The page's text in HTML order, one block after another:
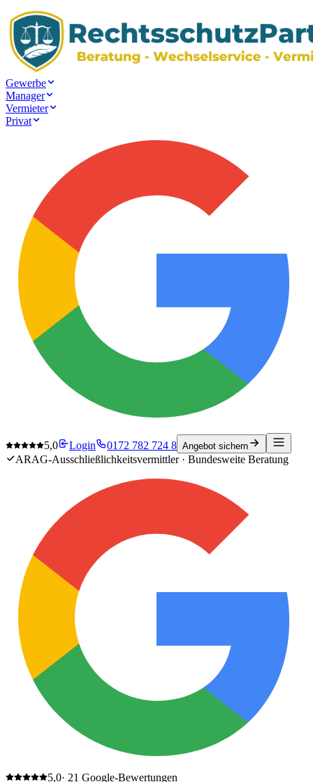
Gewerbe
Manager
Vermieter
Privat
5,0 Login 0172 782 724 8 Angebot sichern
ARAG-Ausschließlichkeitsvermittler · Bundesweite Beratung
5,0· 21 Google-Bewertungen